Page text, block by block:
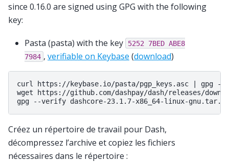
since 0.16.0 are signed using GPG with the following
key:
Pasta (pasta) with the key 5252 7BED ABE8
7984 , verifiable on Keybase (download)
curl https://keybase.io/pasta/pgp_keys.asc | gpg --
wget https://github.com/dashpay/dash/releases/
Créez un répertoire de travail pour Dash,
décompressez l’archive et copiez les fichiers
nécessaires dans le répertoire :